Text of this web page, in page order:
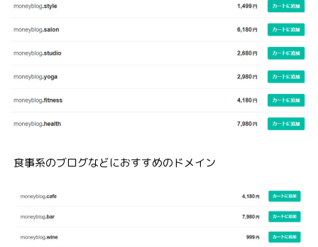
食事系のブログなどにおすすめのドメイン